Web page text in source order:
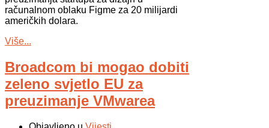
računalnom oblaku Figme za 20 milijardi
američkih dolara.
Više...
Broadcom bi mogao dobiti
zeleno svjetlo EU za
preuzimanje VMwarea